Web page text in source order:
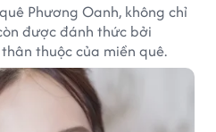
Phương Oanh, không chỉ
được đánh thức bởi
thuộc của miền quê.